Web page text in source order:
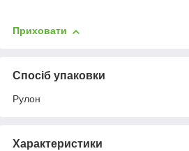
Приховати
Спосіб упаковки
Рулон
Характеристики